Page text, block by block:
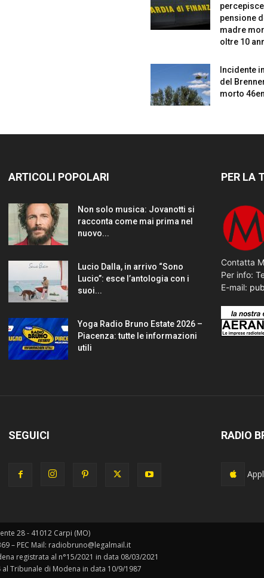
pensione
madre
oltre 10
Incidente
del
morto
ARTICOLI POPOLARI
Non solo musica: Jovanotti si
racconta come mai prima nel
nuovo...
Lucio Dalla, in arrivo “Sono
Lucio”: esce l’antologia con i
suoi...
Yoga Radio Bruno Estate 2026 –
Piacenza: tutte le informazioni
utili
PER LA
Contatta
Per info:
E-mail:
SEGUICI RADIO
28 - 41012 Carpi (MO)
– PEC Mail: radiobruno@legalmail.it
registrata al n°15/2021 in data 08/03/2021
Tribunale di Modena in data 10/9/1987